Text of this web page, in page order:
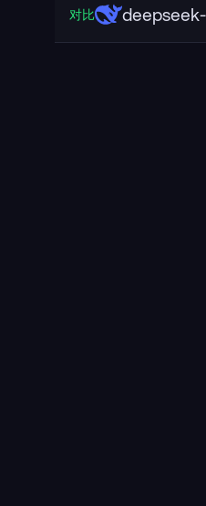
对比